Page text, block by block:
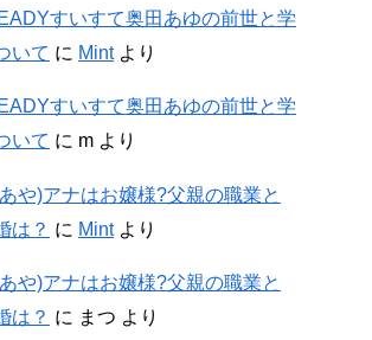
すいすて奥田あゆの前世と学
いて に Mintより
すいすて奥田あゆの前世と学
いて に m より
や)アナはお嬢様?父親の職業と
は？ に Mintより
や)アナはお嬢様?父親の職業と
は？ に まつ より